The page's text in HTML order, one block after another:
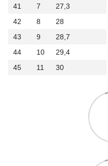
41
7
27,3
42
8
28
43
9
28,7
44
10
29,4
45
11 30